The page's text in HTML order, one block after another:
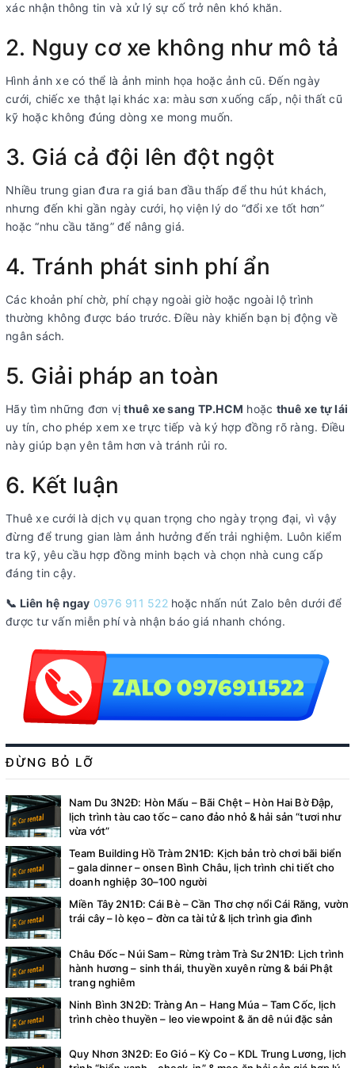
xác nhận thông tin và xử lý sự cố trở nên khó khăn.
2. Nguy cơ xe không như mô tả
Hình ảnh xe có thể là ảnh minh họa hoặc ảnh cũ. Đến ngày
cưới, chiếc xe thật lại khác xa: màu sơn xuống cấp, nội thất cũ
kỹ hoặc không đúng dòng xe mong muốn.
3. Giá cả đội lên đột ngột
Nhiều trung gian đưa ra giá ban đầu thấp để thu hút khách,
nhưng đến khi gần ngày cưới, họ viện lý do “đổi xe tốt hơn”
hoặc “nhu cầu tăng” để nâng giá.
4. Tránh phát sinh phí ẩn
Các khoản phí chờ, phí chạy ngoài giờ hoặc ngoài lộ trình
thường không được báo trước. Điều này khiến bạn bị động về
ngân sách.
5. Giải pháp an toàn
Hãy tìm những đơn vịthuê xe sang TP.HCM hoặc thuê xe tự lái
uy tín, cho phép xem xe trực tiếp và ký hợp đồng rõ ràng. Điều
này giúp bạn yên tâm hơn và tránh rủi ro.
6. Kết luận
Thuê xe cưới là dịch vụ quan trọng cho ngày trọng đại, vì vậy
đừng để trung gian làm ảnh hưởng đến trải nghiệm. Luôn kiểm
tra kỹ, yêu cầu hợp đồng minh bạch và chọn nhà cung cấp
đáng tin cậy.
📞 Liên hệ ngay 0976 911 522hoặc nhấn nút Zalo bên dưới để
được tư vấn miễn phí và nhận báo giá nhanh chóng.
ĐỪNG BỎ LỠ
Nam Du 3N2Đ: Hòn Mấu – Bãi Chệt – Hòn Hai Bờ Đập,
lịch trình tàu cao tốc – cano đảo nhỏ & hải sản “tươi như
vừa vớt”
Team Building Hồ Tràm 2N1Đ: Kịch bản trò chơi bãi biển
– gala dinner – onsen Bình Châu, lịch trình chi tiết cho
doanh nghiệp 30–100 người
Miền Tây 2N1Đ: Cái Bè – Cần Thơ chợ nổi Cái Răng, vườn
trái cây – lò kẹo – đờn ca tài tử & lịch trình gia đình
Châu Đốc – Núi Sam – Rừng tràm Trà Sư 2N1Đ: Lịch trình
hành hương – sinh thái, thuyền xuyên rừng & bái Phật
trang nghiêm
Ninh Bình 3N2Đ: Tràng An – Hang Múa – Tam Cốc, lịch
trình chèo thuyền – leo viewpoint & ăn dê núi đặc sản
Quy Nhơn 3N2Đ: Eo Gió – Kỳ Co – KDL Trung Lương, lịch